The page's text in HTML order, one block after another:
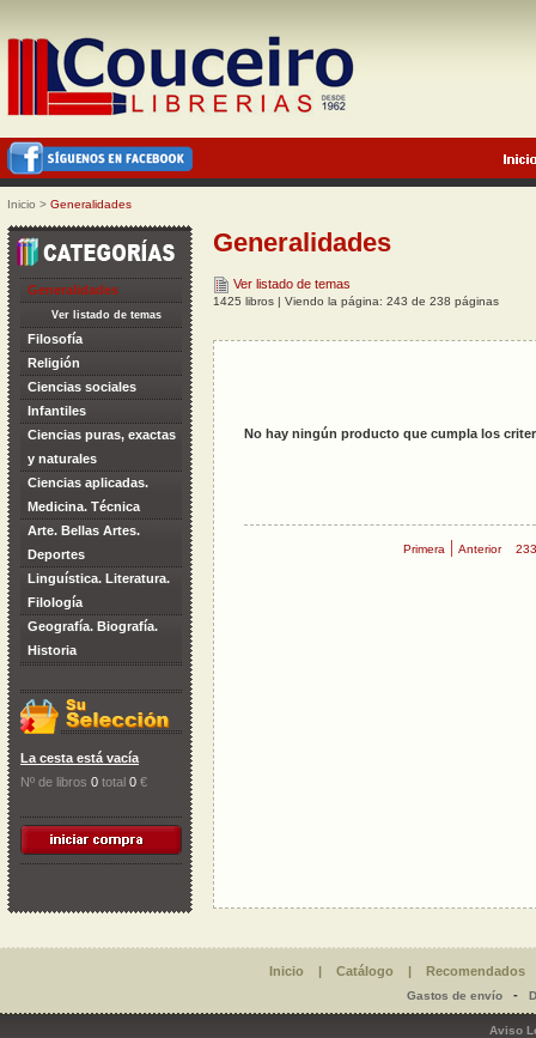
Inicio > Generalidades
Generalidades
Ver listado de temas
Filosofía
Religión
Ciencias sociales
Infantiles
Ciencias puras, exactas
y naturales
Ciencias aplicadas.
Medicina. Técnica
Arte. Bellas Artes.
Deportes
Linguística. Literatura.
Filología
Geografía. Biografía.
Historia
La cesta está vacía
Nº de libros 0 total 0 €
Generalidades
Ver listado de temas
1425 libros | Viendo la página: 243 de 238 páginas
No hay ningún producto que cumpla los
Primera | Anterior 233
Inicio | Catálogo | Recomendados
Gastos de envío-
Aviso